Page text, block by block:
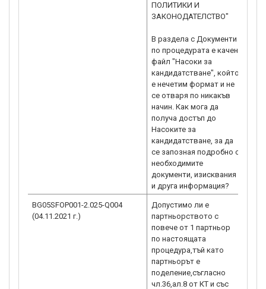
ПОЛИТИКИ И
ЗАКОНОДАТЕЛСТВО"
В раздела с Документи
по процедурата е качен
файл "Насоки за
кандидатстване", който
е нечетим формат и не
се отваря по никакъв
начин. Как мога да
получа достъп до
Насоките за
кандидатстване, за да
се запозная подробно с
необходимите
документи, изисквания
и друга информация?
BG05SFOP001-2.025-Q004
(04.11.2021 г.)
Допустимо ли е
партньорството с
повече от 1 партньор
по настоящата
процедура,тъй като
партньорът е
поделение,съгласно
чл.36,ал.8 от КТ и със